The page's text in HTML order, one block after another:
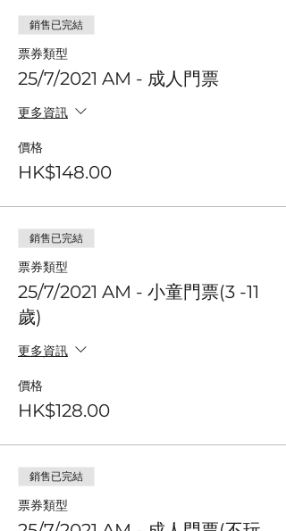
小小的水彈啟發小朋友創意，設計自己的遊
戲。
銷售已完結
票券類型
25/7/2021 AM - 成人門票
更多資訊
價格
HK$148.00
銷售已完結
票券類型
25/7/2021 AM - 小童門票(3 -11
歲)
更多資訊
價格
HK$128.00
銷售已完結
票券類型